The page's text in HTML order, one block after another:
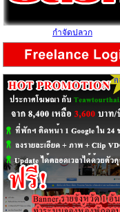
กำจัดปลวก